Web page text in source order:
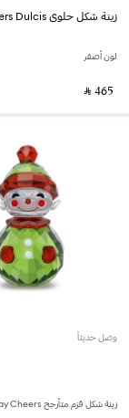
لون أصفر
‎ ⃁ ⁦465⁩ ‎
وصل حديثاً
زينة شكل قزم متأرجح Holiday Cheers